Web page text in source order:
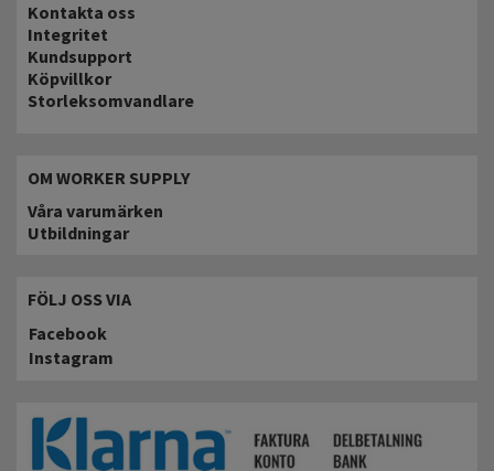
Kontakta oss
Integritet
Kundsupport
Köpvillkor
Storleksomvandlare
OM WORKER SUPPLY
Våra varumärken
Utbildningar
FÖLJ OSS VIA
Facebook
Instagram